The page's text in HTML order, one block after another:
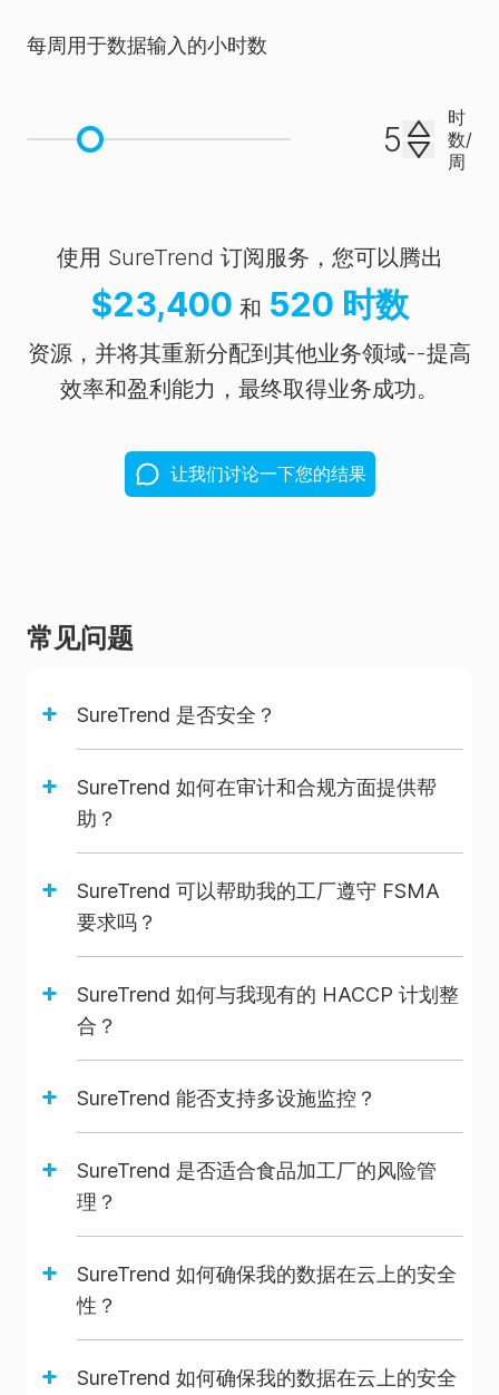
未满足
试失
BAX
步失败
等关键
SureTrend
醒，以
时采取
✗ ✗ ✓
环境地
通过电
子邮件
发送报
✗ ✗ ✗ ✓
✗ ✗ ✓
✗ ✗ ✗ ✓
团队访
问控制
✓
每周用于数据输入的小时数
时
数/
周
使用 SureTrend 订阅服务，您可以腾出
$23,400 和 520 时数
资源，并将其重新分配到其他业务领域--提高
效率和盈利能力，最终取得业务成功。
让我们讨论一下您的结果
常见问题
+ SureTrend 是否安全？
+
SureTrend 如何在审计和合规方面提供帮
助？
+
SureTrend 可以帮助我的工厂遵守 FSMA
要求吗？
+
SureTrend 如何与我现有的 HACCP 计划整
合？
+ SureTrend 能否支持多设施监控？
+
SureTrend 是否适合食品加工厂的风险管
理？
+
SureTrend 如何确保我的数据在云上的安全
性？
+
SureTrend 如何确保我的数据在云上的安全